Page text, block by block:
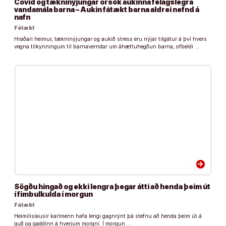
vandamála barna – Aukin fátækt barna aldrei nefnd á
nafn
Fátækt
Hraðari heimur, tækninýjungar og aukið stress eru nýjar tilgátur á því hvers
vegna tilkynningum til barnaverndar um áhættuhegðun barna, ofbeldi …
arrow_forward
Sögðu hingað og ekki lengra þegar átti að henda þeim út
í fimbulkulda í morgun
Fátækt
Heimilislausir karlmenn hafa lengi gagnrýnt þá stefnu að henda þeim út á
guð og gaddinn á hverjum morgni. Í morgun …